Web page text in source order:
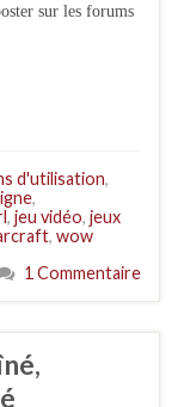
sur les forums
d'utilisation,
,
, jeu vidéo, jeux
, wow
1 Commentaire